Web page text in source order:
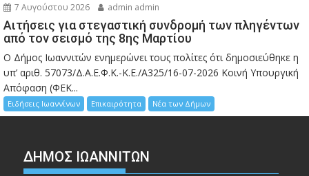
7 Αυγούστου 2026 admin admin
Αιτήσεις για στεγαστική συνδρομή των πληγέντων
από τον σεισμό της 8ης Μαρτίου
Ο Δήμος Ιωαννιτών ενημερώνει τους πολίτες ότι δημοσιεύθηκε η
υπ’ αριθ. 57073/Δ.Α.Ε.Φ.Κ.-Κ.Ε./Α325/16-07-2026 Κοινή Υπουργική
Απόφαση (ΦΕΚ...
Ειδήσεις Ιωαννίνων Επικαιρότητα Νέα των Δήμων
ΔΗΜΟΣ ΙΩΑΝΝΙΤΩΝ